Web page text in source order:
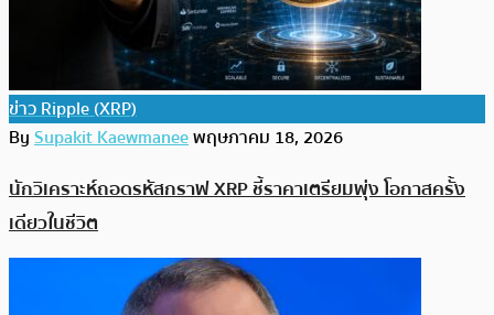
ข่าว Ripple (XRP)
BySupakit Kaewmaneeพฤษภาคม 18, 2026
นักวิเคราะห์ถอดรหัสกราฟ XRP ชี้ราคาเตรียมพุ่ง โอกาสครั้ง
เดียวในชีวิต